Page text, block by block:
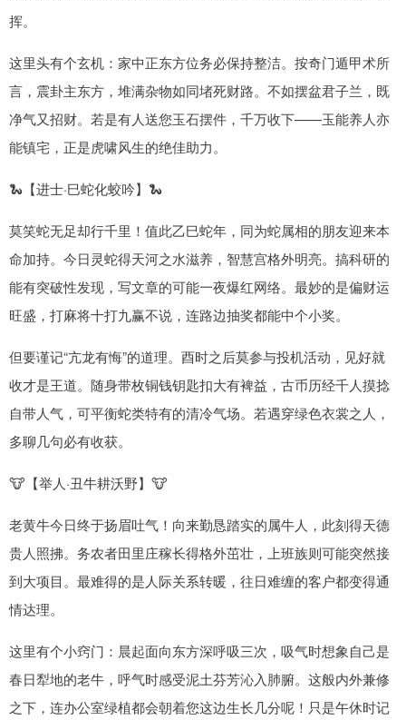
挥。
这里头有个玄机：家中正东方位务必保持整洁。按奇门遁甲术所
言，震卦主东方，堆满杂物如同堵死财路。不如摆盆君子兰，既
净气又招财。若是有人送您玉石摆件，千万收下——玉能养人亦
能镇宅，正是虎啸风生的绝佳助力。
🐍【进士·巳蛇化蛟吟】🐍
莫笑蛇无足却行千里！值此乙巳蛇年，同为蛇属相的朋友迎来本
命加持。今日灵蛇得天河之水滋养，智慧宫格外明亮。搞科研的
能有突破性发现，写文章的可能一夜爆红网络。最妙的是偏财运
旺盛，打麻将十打九赢不说，连路边抽奖都能中个小奖。
但要谨记“亢龙有悔”的道理。酉时之后莫参与投机活动，见好就
收才是王道。随身带枚铜钱钥匙扣大有裨益，古币历经千人摸捻
自带人气，可平衡蛇类特有的清冷气场。若遇穿绿色衣裳之人，
多聊几句必有收获。
🐮【举人·丑牛耕沃野】🐮
老黄牛今日终于扬眉吐气！向来勤恳踏实的属牛人，此刻得天德
贵人照拂。务农者田里庄稼长得格外茁壮，上班族则可能突然接
到大项目。最难得的是人际关系转暖，往日难缠的客户都变得通
情达理。
这里有个小窍门：晨起面向东方深呼吸三次，吸气时想象自己是
春日犁地的老牛，呼气时感受泥土芬芳沁入肺腑。这般内外兼修
之下，连办公室绿植都会朝着您这边生长几分呢！只是午休时记